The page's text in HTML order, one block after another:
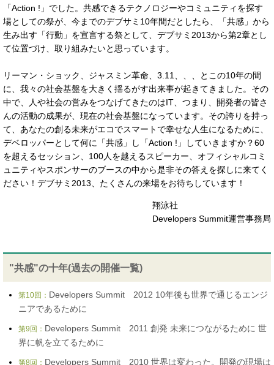
「Action !」でした。共感できるテクノロジーやコミュニティを探す
場としての祭が、今までのデブサミ10年間だとしたら、「共感」から
生み出す「行動」を宣言する祭として、デブサミ2013から第2章とし
て位置づけ、取り組みたいと思っています。
リーマン・ショック、ジャスミン革命、3.11、、、とこの10年の間
に、我々の社会基盤を大きく揺るがす出来事が起きてきました。その
中で、人や社会の営みをつなげてきたのはIT、つまり、開発者の皆さ
んの活動の成果が、現在の社会基盤になっています。その誇りを持っ
て、あなたの創る未来がエコでスマートで幸せな人生になるために、
デベロッパーとして何に「共感」し「Action !」していきますか？60
を超えるセッション、100人を越えるスピーカー、オフィシャルコミ
ュニティやスポンサーのブースの中から是非その答えを探しに来てく
ださい！デブサミ2013、たくさんの来場をお待ちしています！
翔泳社
Developers Summit運営事務局
"共感"の十年(過去の開催一覧)
第10回： Developers Summit 2012 10年後も世界で通じるエンジ
ニアであるために
第9回： Developers Summit 2011 創発 未来につながるために 世
界に帆を立てるために
第8回： Developers Summit 2010 世界は変わった。開発の現場は